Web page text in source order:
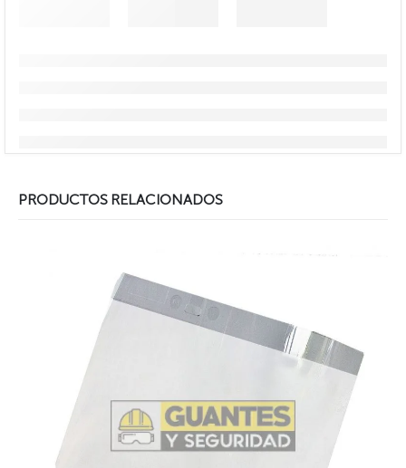
PRODUCTOS RELACIONADOS